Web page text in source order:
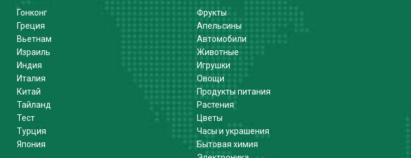
Гонконг
Греция
Вьетнам
Израиль
Индия
Италия
Китай
Тайланд
Тест
Турция
Япония
Фрукты
Апельсины
Автомобили
Животные
Игрушки
Овощи
Продукты питания
Растения
Цветы
Часы и украшения
Бытовая химия